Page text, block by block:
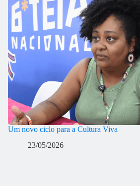
Um novo ciclo para a Cultura Viva
23/05/2026